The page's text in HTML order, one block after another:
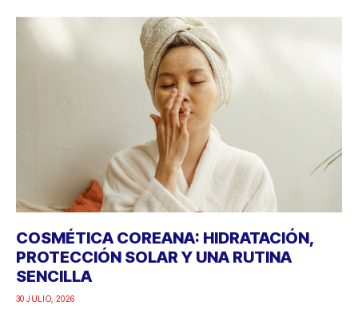
COSMÉTICA COREANA: HIDRATACIÓN,
PROTECCIÓN SOLAR Y UNA RUTINA
SENCILLA
30 JULIO, 2026